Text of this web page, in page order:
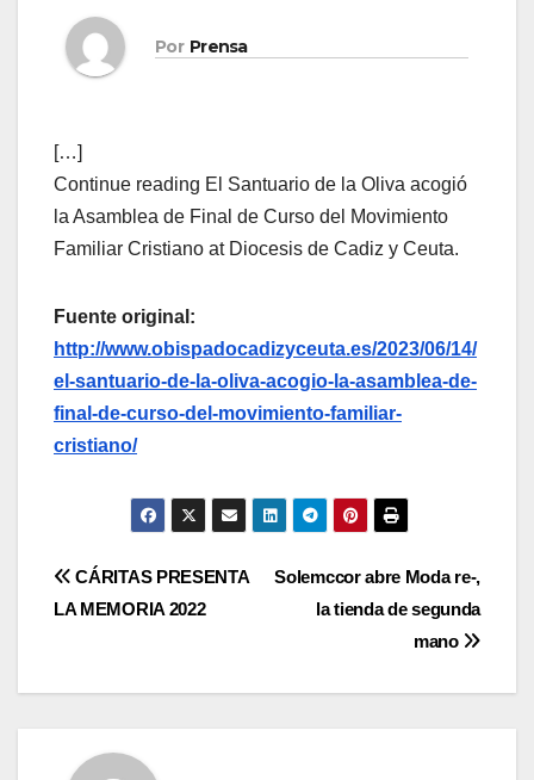
Por Prensa
[…]
Continue reading El Santuario de la Oliva acogió
la Asamblea de Final de Curso del Movimiento
Familiar Cristiano at Diocesis de Cadiz y Ceuta.
Fuente original:
http://www.obispadocadizyceuta.es/2023/06/14/
el-santuario-de-la-oliva-acogio-la-asamblea-de-
final-de-curso-del-movimiento-familiar-
cristiano/
Navegación
entradas
Solemccor abre Moda re-,
la tienda de segunda
mano
CÁRITAS PRESENTA
LA MEMORIA 2022